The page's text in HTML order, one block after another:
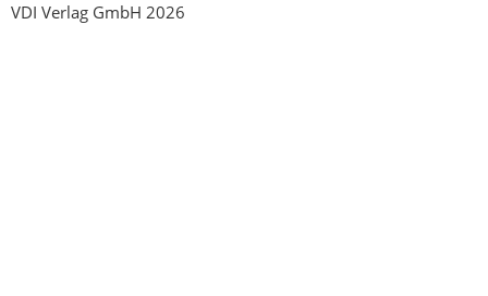
VDI Verlag GmbH 2026